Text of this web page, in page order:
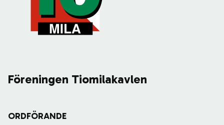
Föreningen Tiomilakavlen
ORDFÖRANDE